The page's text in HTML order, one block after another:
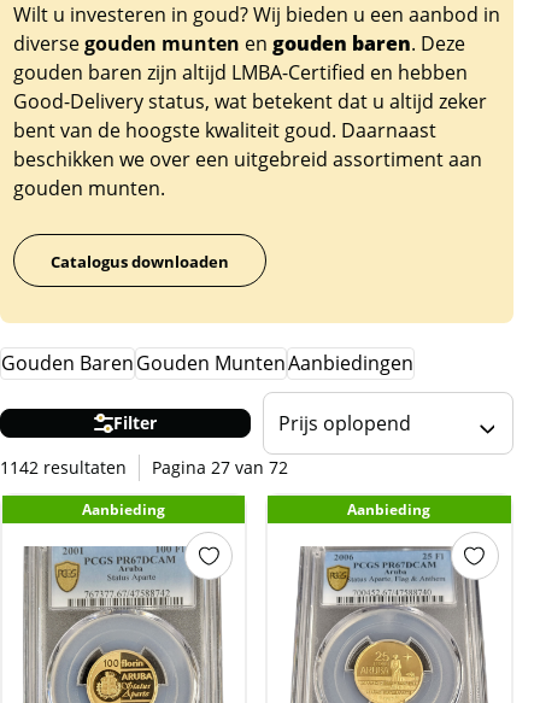
Wilt u investeren in goud? Wij bieden u een aanbod in
diversegouden munten en gouden baren. Deze
gouden baren zijn altijd LMBA-Certified en hebben
Good-Delivery status, wat betekent dat u altijd zeker
bent van de hoogste kwaliteit goud. Daarnaast
beschikken we over een uitgebreid assortiment aan
gouden munten.
Catalogus downloaden
Gouden BarenGouden MuntenAanbiedingen
Filter
1142 resultaten
Pagina 27 van 72
Prijs oplopend
Aanbieding Aanbieding